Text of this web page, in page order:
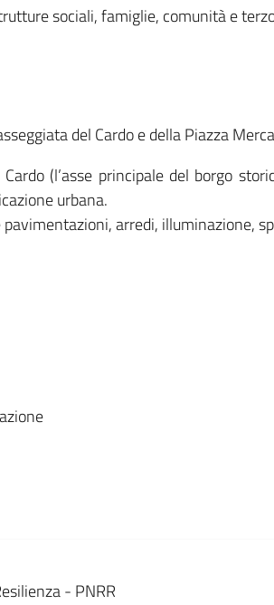
sociali, famiglie, comunità e
del Cardo e della Piazza
(l’asse principale del borgo
urbana.
arredi, illuminazione,
- PNRR